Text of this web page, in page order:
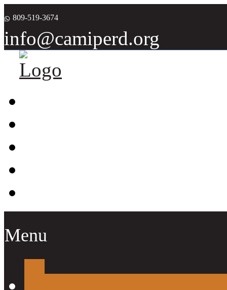
809-519-3674
info@camiperd.org
Menu